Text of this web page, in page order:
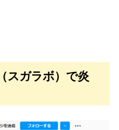
スガラボ）で炎